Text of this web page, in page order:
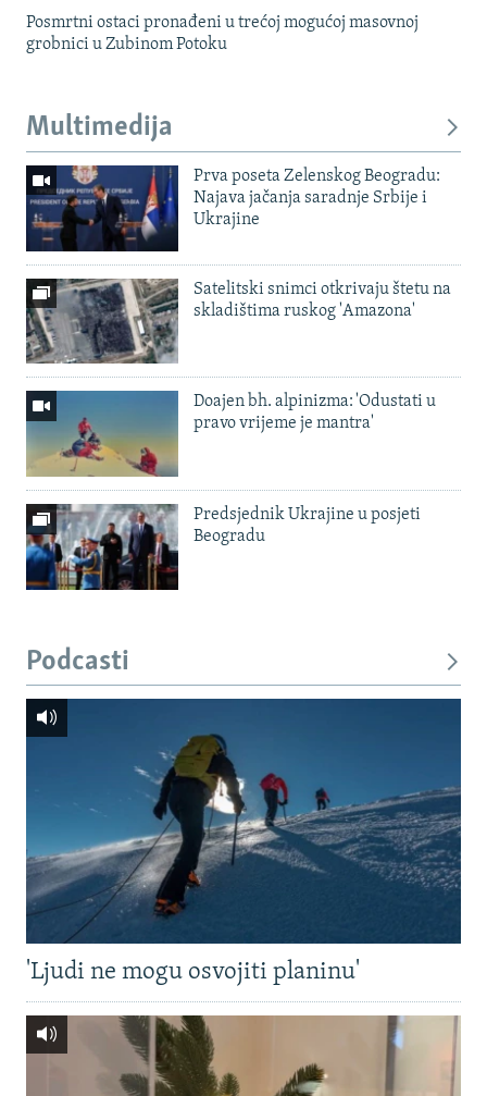
Posmrtni ostaci pronađeni u trećoj mogućoj masovnoj
grobnici u Zubinom Potoku
Multimedija
Prva poseta Zelenskog Beogradu:
Najava jačanja saradnje Srbije i
Ukrajine
Satelitski snimci otkrivaju štetu na
skladištima ruskog 'Amazona'
Doajen bh. alpinizma: 'Odustati u
pravo vrijeme je mantra'
Predsjednik Ukrajine u posjeti
Beogradu
Podcasti
'Ljudi ne mogu osvojiti planinu'